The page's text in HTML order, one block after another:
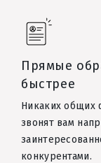
Прямые
быстрее
Никаких общих
звонят вам
конкурентами.